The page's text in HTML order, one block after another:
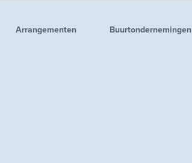
Arrangementen Buurtondernemingen